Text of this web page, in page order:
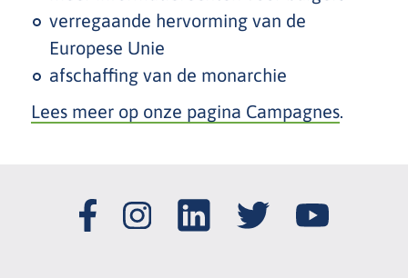
verregaande hervorming van de
Europese Unie
afschaffing van de monarchie
Lees meer op onze pagina Campagnes.